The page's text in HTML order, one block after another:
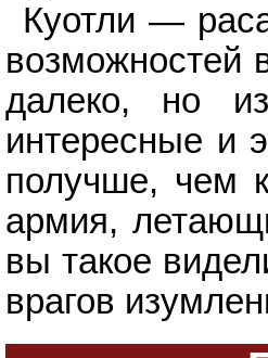
Куотли —
возможностей
далеко, но
интересные и
получше, чем
армия,
вы такое
врагов